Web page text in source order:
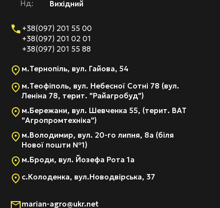
Нд:
Вихідний
+38(097) 201 55 00
+38(097) 201 02 01
+38(097) 201 55 88
м.Тернопіль, вул. Гайова, 54
м.Теофіполь, вул. Небесної Сотні 78 (вул.
Леніна 78, терит. "Райагробуд")
м.Бережани, вул. Шевченка 55, (терит. ВАТ
"Агропромтехніка")
м.Володимир, вул. 20-го липня, 8а (біля
Нової пошти №1)
м.Броди, вул. Йозефа Рота 1а
с.Колоденка, вул.Новодвірська, 37
marian-agro@ukr.net